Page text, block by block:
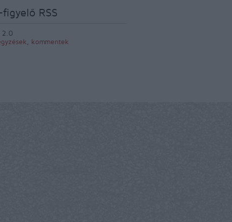
figyelő RSS
2.0
kommentek